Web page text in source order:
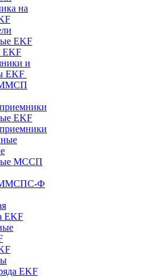
на
EKF
и
EKF
EKF
МССП
Ф
EKF
EKF